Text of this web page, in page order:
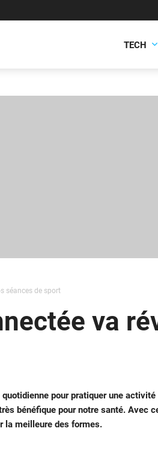
TECH
séances de sport
va
pour pratiquer une
bénéfique pour notre santé. Avec
la meilleure des formes.